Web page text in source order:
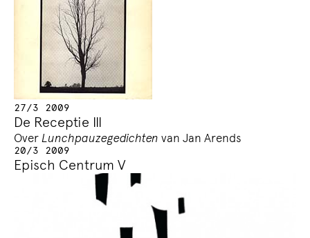
27/3 2009
De Receptie III
OverLunchpauzegedichten van Jan Arends
20/3 2009
Episch Centrum V